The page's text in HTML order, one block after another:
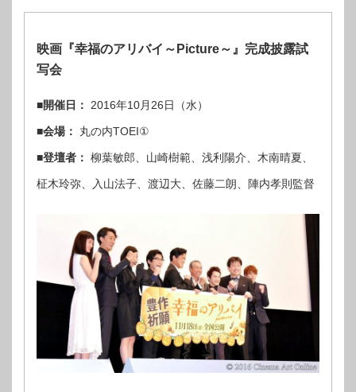
映画『幸福のアリバイ～Picture～』完成披露試
写会
■開催日： 2016年10月26日（水）
■会場： 丸の内TOEI①
■登壇者： 柳葉敏郎、山崎樹範、浅利陽介、木南晴夏、
柾木玲弥、入山法子、渡辺大、佐藤二朗、陣内孝則監督